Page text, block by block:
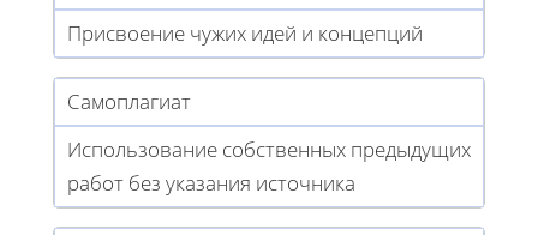
Присвоение чужих идей и концепций
Самоплагиат
Использование собственных предыдущих
работ без указания источника